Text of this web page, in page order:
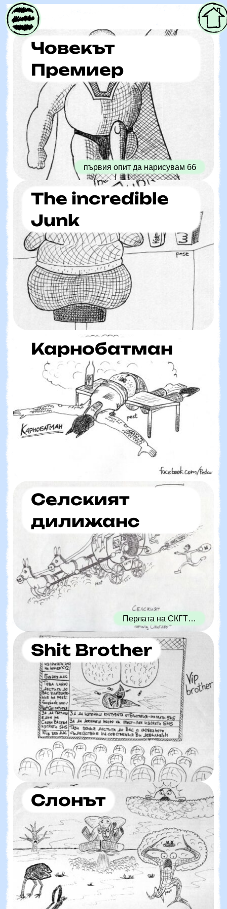
Parent
Човекът
Премиер
първия опит да нарисувам бб
The incredible
Junk
Карнобатман
Селският
дилижанс
Перлата на СКГТ…
Shit Brother
Слонът